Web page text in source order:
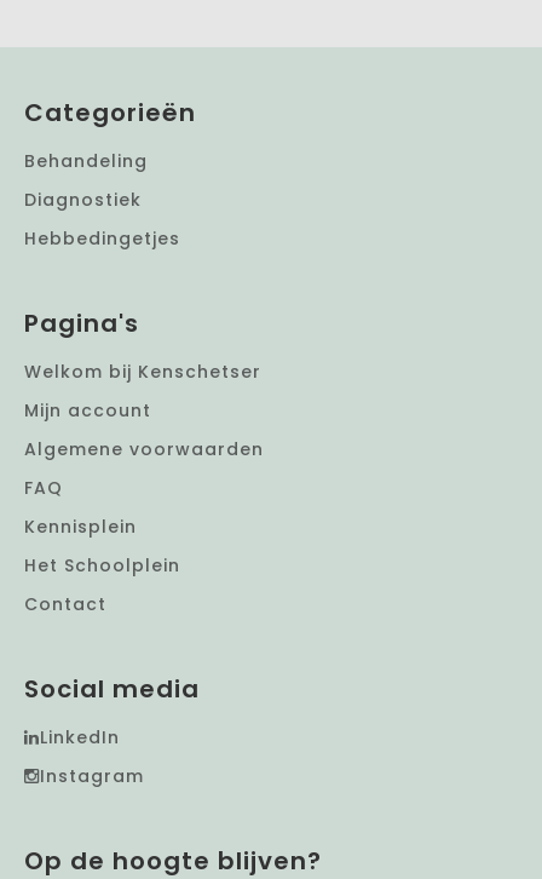
Categorieën
Behandeling
Diagnostiek
Hebbedingetjes
Pagina's
Welkom bij Kenschetser
Mijn account
Algemene voorwaarden
FAQ
Kennisplein
Het Schoolplein
Contact
Social media
LinkedIn
Instagram
Op de hoogte blijven?